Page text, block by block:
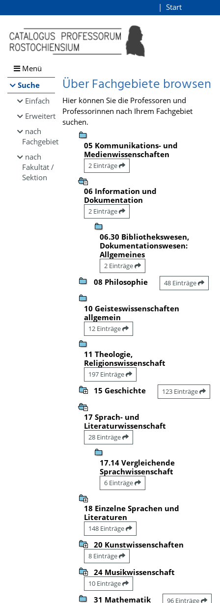
Browsen
direkt zum Inhalt
Start
Menü
Suche
Einfach
Erweitert
nach
Fachgebiet
nach
Fakultät /
Sektion
Über Fachgebiete browsen
Hier können Sie die Professoren und
Professorinnen nach Ihrem Fachgebiet
suchen.
05 Kommunikations- und
Medienwissenschaften
2 Einträge
06 Information und
Dokumentation
2 Einträge
06.30 Bibliothekswesen,
Dokumentationswesen:
Allgemeines
2 Einträge
08 Philosophie 48 Einträge
10 Geisteswissenschaften
allgemein
12 Einträge
11 Theologie,
Religionswissenschaft
197 Einträge
15 Geschichte 123 Einträge
17 Sprach- und
Literaturwissenschaft
28 Einträge
17.14 Vergleichende
Sprachwissenschaft
6 Einträge
18 Einzelne Sprachen und
Literaturen
148 Einträge
20 Kunstwissenschaften
8 Einträge
24 Musikwissenschaft
10 Einträge
31 Mathematik 96 Einträge